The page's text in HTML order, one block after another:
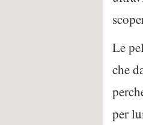
Le
che
per